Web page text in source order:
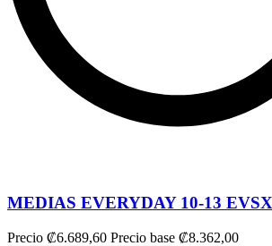
MEDIAS EVERYDAY 10-13
Precio ₡6.689,60 Precio base ₡8.362,00